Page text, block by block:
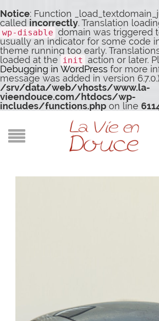
Notice: Function
called incorrectly. Translation
wp-disable domain was triggered
usually an indicator for some code
theme running too early.
loaded at the init action or later.
Debugging in WordPress for more
message was added in version
/srv/data/web/vhosts/www.la-
vieendouce.com/htdocs/wp-
includes/functions.php on line